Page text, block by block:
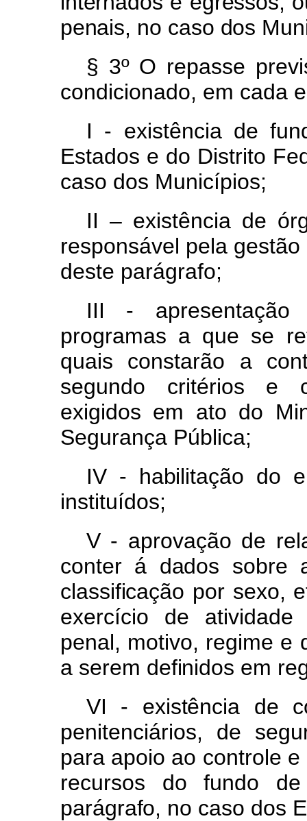
penais, no caso dos
§ 3º O repasse
condicionado, em cada
I - existência de
Estados e do Distrito
caso dos Municípios;
II – existência de
responsável pela gestão
deste parágrafo;
III -
programas a que se
quais constarão a
segundo critérios e
exigidos em ato do
Segurança Pública;
IV - habilitação do
instituídos;
V - aprovação de
conter á dados sobre
classificação por sexo,
exercício de
penal, motivo, regime e
a serem definidos em
VI - existência de
penitenciários, de
para apoio ao controle e
recursos dofundo
parágrafo, no caso dos